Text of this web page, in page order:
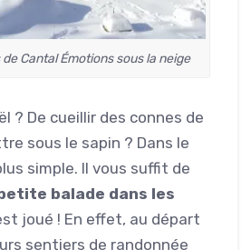
Cantal Émotions sous la neige
? De cueillir des connes de
sous le sapin ? Dans le
simple. Il vous suffit de
balade dans les
joué ! En effet, au départ
sentiers de randonnée